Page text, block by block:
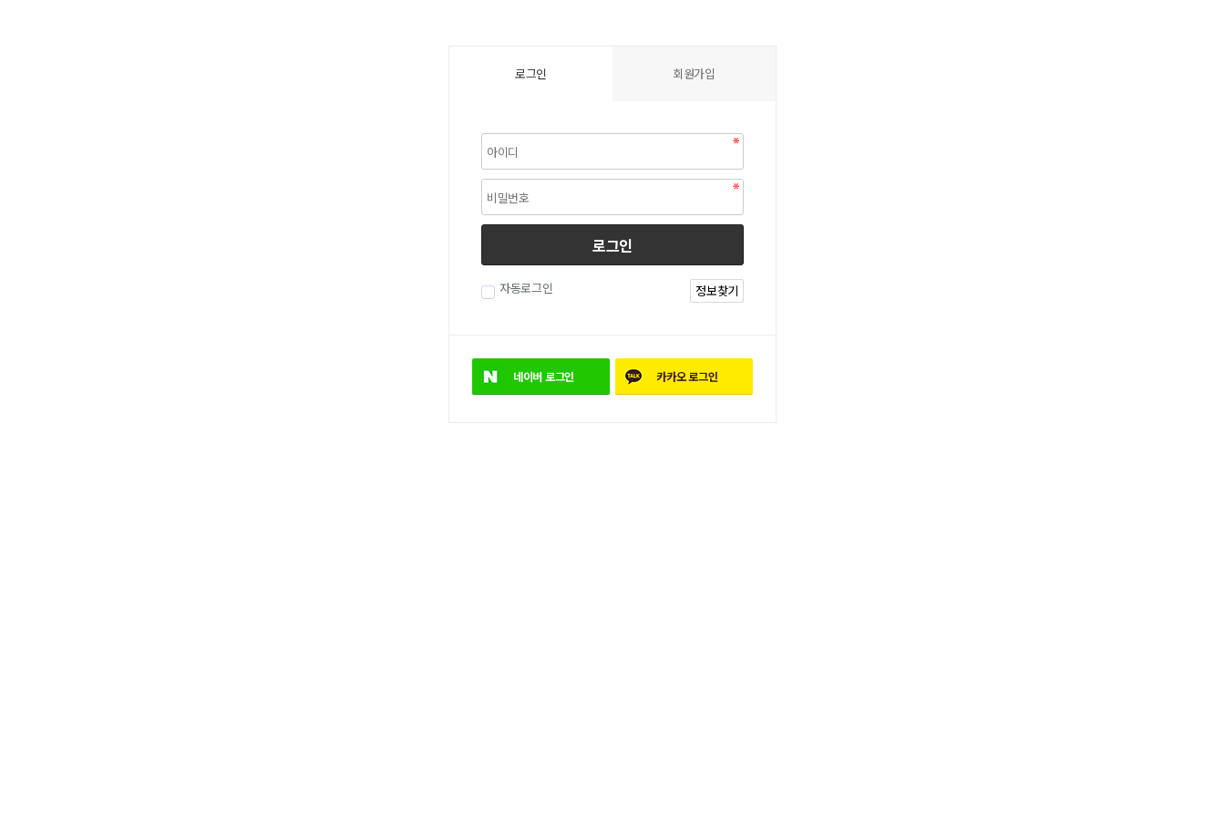
로그인 회원가입
로그인
자동로그인 정보찾기
네이버로그인 카카오로그인